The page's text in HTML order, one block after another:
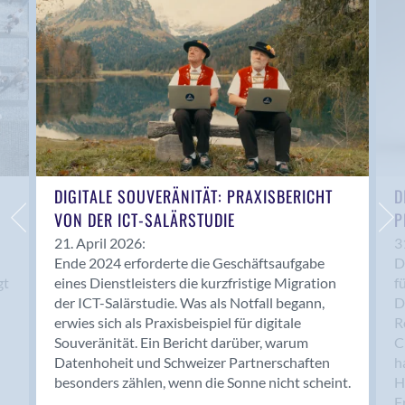
Anwil
Appenzell
Au SG
Baar
Baden
Balsthal
Balzers
Basel
Bassersdorf
Belp
Bendern
Benken (SG)
Bergdietikon
Berlin
Bern
Bern - Liebefeld
DIGITALE SOUVERÄNITÄT: PRAXISBERICHT
VON DER ICT-SALÄRSTUDIE
21. April 2026:
Ende 2024 erforderte die Geschäftsaufgabe
eines Dienstleisters die kurzfristige Migration
der ICT-Salärstudie. Was als Notfall begann,
erwies sich als Praxisbeispiel für digitale
Souveränität. Ein Bericht darüber, warum
Datenhoheit und Schweizer Partnerschaften
besonders zählen, wenn die Sonne nicht scheint.